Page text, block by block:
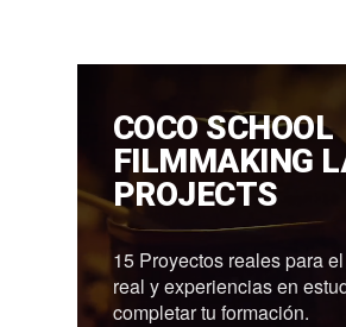
COCO SCHOOL
FILMMAKING
PROJECTS
15 Proyectos reales para
real y experiencias en
completar tu formación.